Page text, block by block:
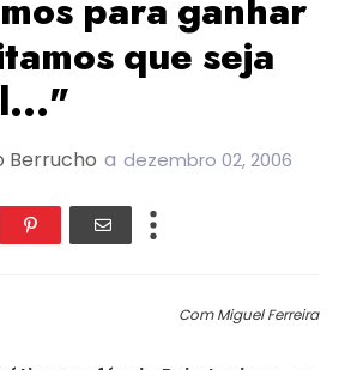
que seja
Berrucho a dezembro 02, 2006
Com Miguel Ferreira